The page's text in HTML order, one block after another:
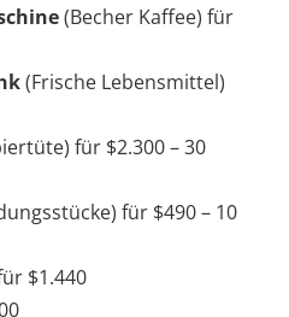
(Becher Kaffee) für
(Frische Lebensmittel)
für $2.300 – 30
für $490 – 10
$1.440